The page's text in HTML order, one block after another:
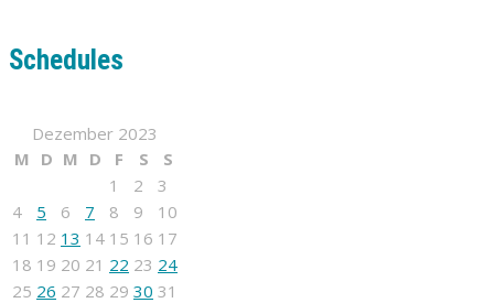
Schedules
Dezember 2023
M D M D F S
S
1
2
3
4
5 6 7 8 9
10
11 12 13 14 15 16 17
18 19 20 21 22 23 24
25 26 27 28 29 30 31